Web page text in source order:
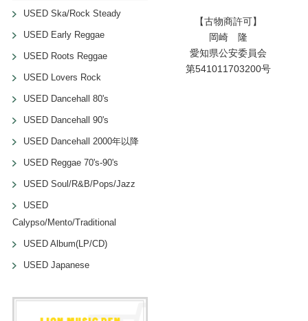
USED Ska/Rock Steady
USED Early Reggae
USED Roots Reggae
USED Lovers Rock
USED Dancehall 80's
USED Dancehall 90's
USED Dancehall 2000年以降
USED Reggae 70's-90's
USED Soul/R&B/Pops/Jazz
USED
Calypso/Mento/Traditional
USED Album(LP/CD)
USED Japanese
【古物商許可】
岡崎 隆
愛知県公安委員会
第541011703200号